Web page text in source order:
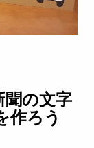
聞の文字
作ろう